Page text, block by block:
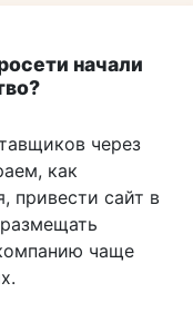
начали
через
как
привести сайт в
чаще